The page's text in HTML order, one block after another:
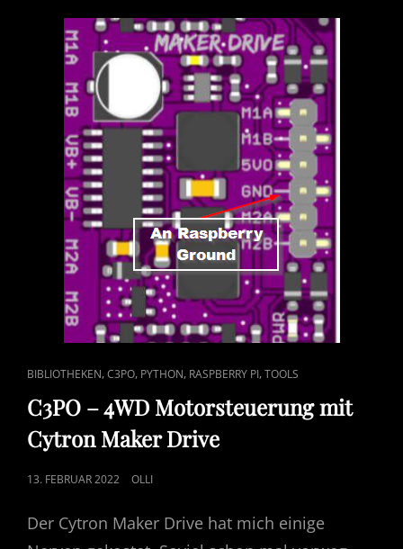
CAT
LINKS
BIBLIOTHEKEN,C3PO, PYTHON, RASPBERRY PI,TOOLS
C3PO – 4WD Motorsteuerung mit
Cytron Maker Drive
POSTED
13. FEBRUAR 2022 OLLI
Der Cytron Maker Drive hat mich einige